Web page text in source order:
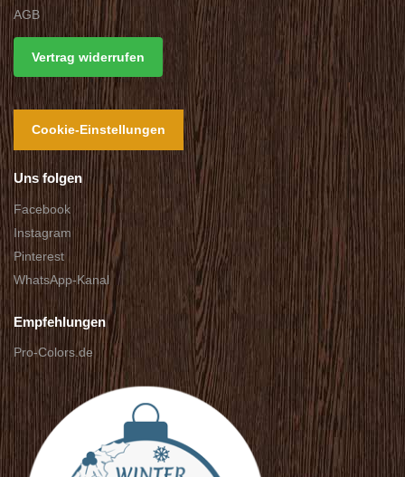
AGB
Vertrag widerrufen
Cookie-Einstellungen
Uns folgen
Facebook
Instagram
Pinterest
WhatsApp-Kanal
Empfehlungen
Pro-Colors.de